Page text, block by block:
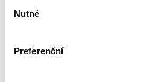
souhlasu
Nutné
Preferenční